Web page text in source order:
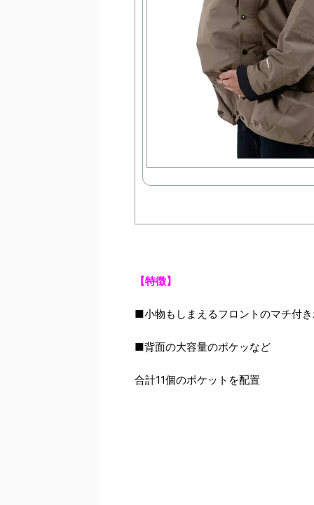
【特徴】
■小物もしまえるフロントのマチ付
■背面の大容量のポケッなど
合計11個のポケットを配置